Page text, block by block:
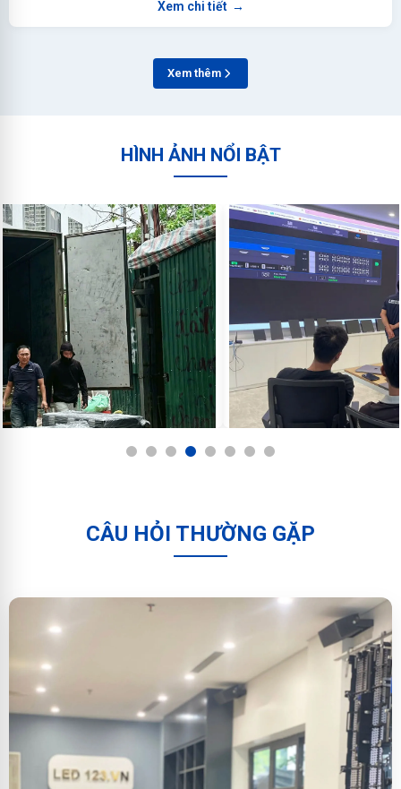
Xem chi tiết →
Xem thêm
HÌNH ẢNH NỔI BẬT
1 2 3 4 5 6 7 8
CÂU HỎI THƯỜNG GẶP